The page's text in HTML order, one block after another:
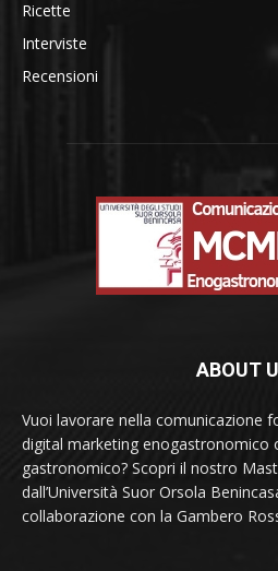
Ricette
Interviste
Recensioni
ABOUT
Vuoi lavorare nella comunicazione
digital marketing enogastronomico
gastronomico? Scopri il nostro
dall’Università Suor Orsola
collaborazione con la Gambero